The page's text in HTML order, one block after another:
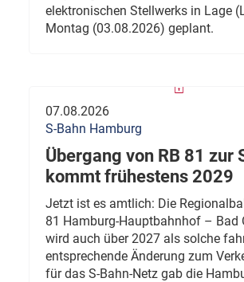
elektronischen Stellwerks in Lage
Montag (03.08.2026) geplant.
07.08.2026
S-Bahn Hamburg
Übergang von RB 81 zur
kommt frühestens 2029
Jetzt ist es amtlich: Die
81 Hamburg-Hauptbahnhof – Bad
wird auch über 2027 als solche
entsprechende Änderung zum
für das S-Bahn-Netz gab die